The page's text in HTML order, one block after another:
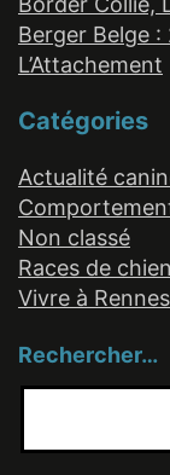
Berger Belge :
L’Attachement
Catégories
Actualité
Non classé
Races de
Vivre à
Rechercher…